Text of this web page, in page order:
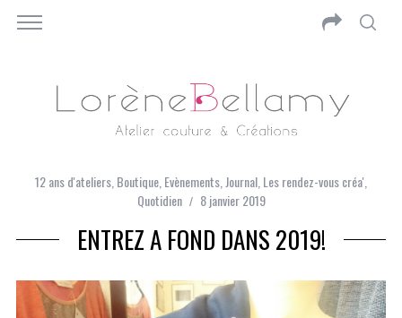
12 ans d'ateliers,Boutique,Evènements,Journal,Les rendez-vous créa',
Quotidien
8 janvier 2019
ENTREZ A FOND DANS 2019!